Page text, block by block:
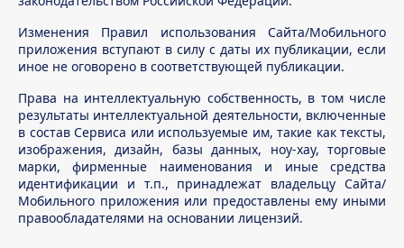
Изменения Правил использования Сайта/Мобильного
приложения вступают в силу с даты их публикации, если
иное не оговорено в соответствующей публикации.
Права на интеллектуальную собственность, в том числе
результаты интеллектуальной деятельности, включенные
в состав Сервиса или используемые им, такие как тексты,
изображения, дизайн, базы данных, ноу-хау, торговые
марки, фирменные наименования и иные средства
идентификации и т.п., принадлежат владельцу Сайта/
Мобильного приложения или предоставлены ему иными
правообладателями на основании лицензий.
Условия договора